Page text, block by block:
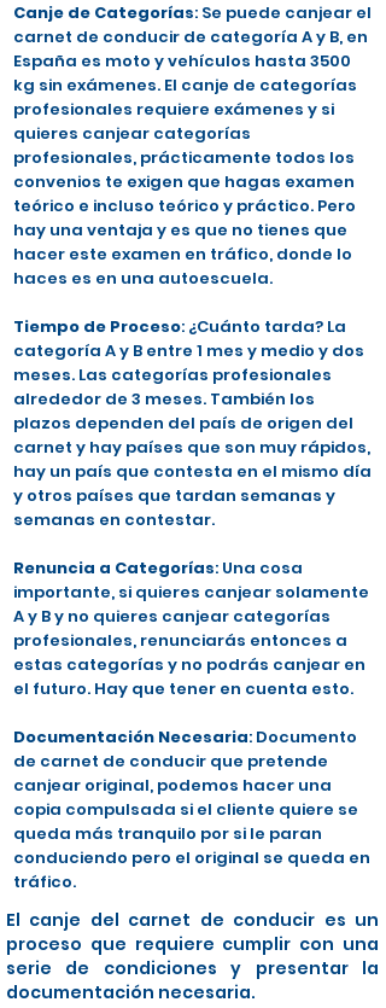
Canje de Categorías: Se puede canjear el
carnet de conducir de categoría A y B, en
España es moto y vehículos hasta 3500
kg sin exámenes. El canje de categorías
profesionales requiere exámenes y si
quieres canjear categorías
profesionales, prácticamente todos los
convenios te exigen que hagas examen
teórico e incluso teórico y práctico. Pero
hay una ventaja y es que no tienes que
hacer este examen en tráfico, donde lo
haces es en una autoescuela.
Tiempo de Proceso: ¿Cuánto tarda? La
categoría A y B entre 1 mes y medio y dos
meses. Las categorías profesionales
alrededor de 3 meses. También los
plazos dependen del país de origen del
carnet y hay países que son muy rápidos,
hay un país que contesta en el mismo día
y otros países que tardan semanas y
semanas en contestar.
Renuncia a Categorías: Una cosa
importante, si quieres canjear solamente
A y B y no quieres canjear categorías
profesionales, renunciarás entonces a
estas categorías y no podrás canjear en
el futuro. Hay que tener en cuenta esto.
Documentación Necesaria: Documento
de carnet de conducir que pretende
canjear original, podemos hacer una
copia compulsada si el cliente quiere se
queda más tranquilo por si le paran
conduciendo pero el original se queda en
tráfico.
El canje del carnet de conducir es un
proceso que requiere cumplir con una
serie de condiciones y presentar la
documentación necesaria.